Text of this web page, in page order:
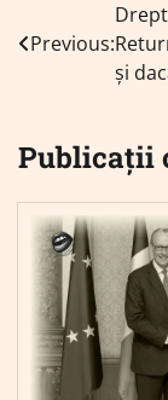
Navigare
în
Previous:
și
Publicații